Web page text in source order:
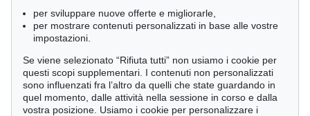
Ordine:
Tutti gli oggetti
Solo offerte attuali
Solo oggetti venduti
per sviluppare nuove offerte e migliorarle,
per mostrare contenuti personalizzati in base alle vostre
impostazioni.
Se viene selezionato “Rifiuta tutti” non usiamo i cookie per
questi scopi supplementari. I contenuti non personalizzati
sono influenzati fra l’altro da quelli che state guardando in
quel momento, dalle attività nella sessione in corso e dalla
vostra posizione. Usiamo i cookie per personalizzare i